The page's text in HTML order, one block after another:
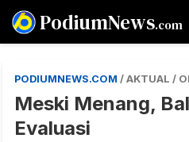
PodiumNews.com
PODIUMNEWS.COM / AKTUAL /
Meski Menang,
Evaluasi